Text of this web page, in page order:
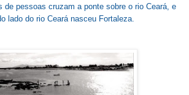
de pessoas cruzam a ponte sobre o rio Ceará, e
lado do rio Ceará nasceu Fortaleza.